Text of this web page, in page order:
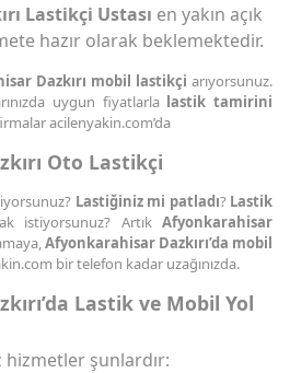
Lastikçi Ustası en yakın açık
hazır olarak beklemektedir.
Dazkırı mobil lastikçi arıyorsunuz.
uygun fiyatlarla lastik tamirini
acilenyakin.com’da
Oto Lastikçi
Lastiğiniz mi patladı? Lastik
istiyorsunuz? ArtıkAfyonkarahisar
Afyonkarahisar Dazkırı’da mobil
bir telefon kadar uzağınızda.
Lastik ve Mobil Yol
şunlardır: